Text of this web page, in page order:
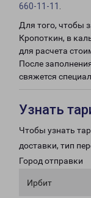
660-11-11
Для того, чтобы
Кропоткин, в
для расчета
После
свяжется
Узнать
Чтобы узнать
доставки, тип
Город отправки
Ирбит